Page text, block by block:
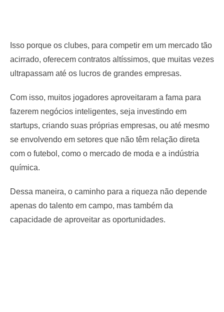
Isso porque os clubes, para competir em um mercado tão
acirrado, oferecem contratos altíssimos, que muitas vezes
ultrapassam até os lucros de grandes empresas.
Com isso, muitos jogadores aproveitaram a fama para
fazerem negócios inteligentes, seja investindo em
startups, criando suas próprias empresas, ou até mesmo
se envolvendo em setores que não têm relação direta
com o futebol, como o mercado de moda e a indústria
química.
Dessa maneira, o caminho para a riqueza não depende
apenas do talento em campo, mas também da
capacidade de aproveitar as oportunidades.